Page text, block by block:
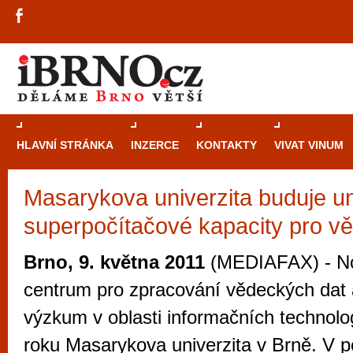
HLAVNÍ STRÁNKA INZERCE KONTAKTY VIVAT VINUM
Masarykova univerzita buduje
superpočítačové kapacity pro
Brno, 9. května 2011 (MEDIAFAX) -
centrum pro zpracování vědeckých
výzkum v oblasti informačních
roku Masarykova univerzita v Brně. V
Průvodce
Brně: Od
Brno je
zajímavé
restaurace,
Mimo jiné je ale také místem, kde si